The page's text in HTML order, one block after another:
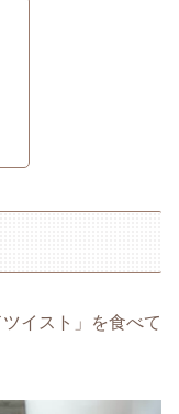
イスト」を食べて